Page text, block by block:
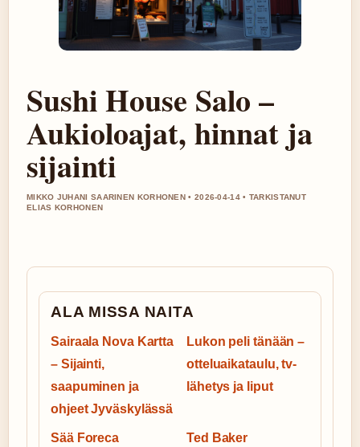
Sushi House Salo –
Aukioloajat, hinnat ja
sijainti
MIKKO JUHANI SAARINEN KORHONEN • 2026-04-14 • TARKISTANUT
ELIAS KORHONEN
ALA MISSA NAITA
Sairaala Nova Kartta
– Sijainti,
saapuminen ja
ohjeet Jyväskylässä
Lukon peli tänään –
otteluaikataulu, tv-
lähetys ja liput
Sää Foreca
Ted Baker